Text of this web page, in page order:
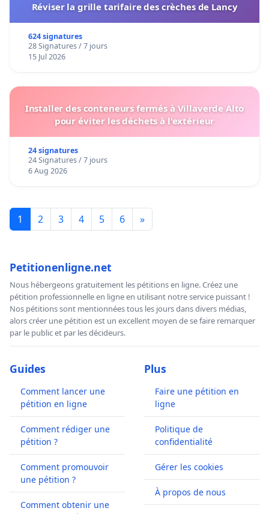
Réviser la grille tarifaire des crèches de Lancy
624 signatures
28 Signatures / 7 jours
15 Jul 2026
Installer des conteneurs fermés à Villaverde Alto
pour éviter les déchets à l'extérieur
24 signatures
24 Signatures / 7 jours
6 Aug 2026
1 2 3 4 5 6 »
Petitionenligne.net
Nous hébergeons gratuitement les pétitions en ligne. Créez une
pétition professionnelle en ligne en utilisant notre service puissant !
Nos pétitions sont mentionnées tous les jours dans divers médias,
alors créer une pétition est un excellent moyen de se faire remarquer
par le public et par les décideurs.
Guides
Comment lancer une
pétition en ligne
Comment rédiger une
pétition ?
Comment promouvoir
une pétition ?
Comment obtenir une
Plus
Faire une pétition en
ligne
Politique de
confidentialité
Gérer les cookies
À propos de nous